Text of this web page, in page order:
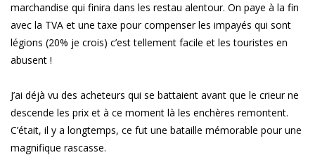
marchandise qui finira dans les restau alentour. On paye à la fin
avec la TVA et une taxe pour compenser les impayés qui sont
légions (20% je crois) c’est tellement facile et les touristes en
abusent !
J’ai déjà vu des acheteurs qui se battaient avant que le crieur ne
descende les prix et à ce moment là les enchères remontent.
C’était, il y a longtemps, ce fut une bataille mémorable pour une
magnifique rascasse.